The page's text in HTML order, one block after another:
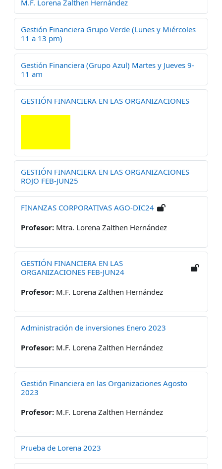
M.F. Lorena Zalthen Hernández
Gestión Financiera Grupo Verde (Lunes y Miércoles
11 a 13 pm)
Gestión Financiera (Grupo Azul) Martes y Jueves 9-
11 am
GESTIÓN FINANCIERA EN LAS ORGANIZACIONES
GESTIÓN FINANCIERA EN LAS ORGANIZACIONES
ROJO FEB-JUN25
FINANZAS CORPORATIVAS AGO-DIC24
Profesor: Mtra. Lorena Zalthen Hernández
GESTIÓN FINANCIERA EN LAS
ORGANIZACIONES FEB-JUN24
Profesor: M.F. Lorena Zalthen Hernández
Administración de inversiones Enero 2023
Profesor: M.F. Lorena Zalthen Hernández
Gestión Financiera en las Organizaciones Agosto
2023
Profesor: M.F. Lorena Zalthen Hernández
Prueba de Lorena 2023